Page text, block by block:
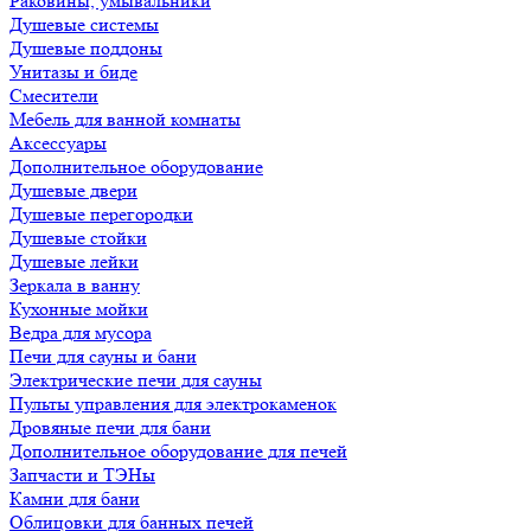
Душевые системы
Душевые поддоны
Унитазы и биде
Смесители
Мебель для ванной комнаты
Аксессуары
Дополнительное оборудование
Душевые двери
Душевые перегородки
Душевые стойки
Душевые лейки
Зеркала в ванну
Кухонные мойки
Ведра для мусора
Печи для сауны и бани
Электрические печи для сауны
Пульты управления для электрокаменок
Дровяные печи для бани
Дополнительное оборудование для печей
Запчасти и ТЭНы
Камни для бани
Облицовки для банных печей